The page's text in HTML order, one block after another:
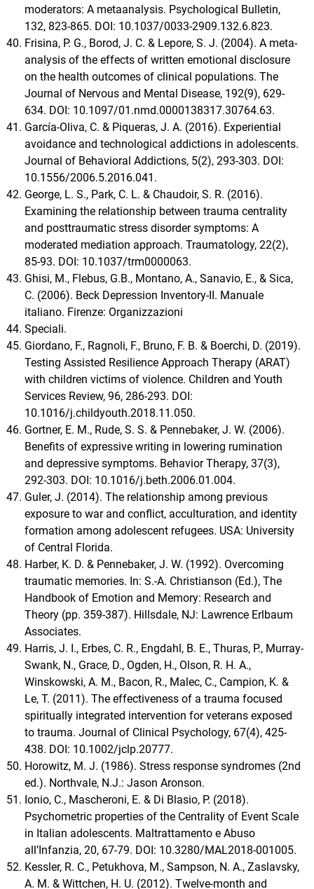
moderators: A metaanalysis. Psychological Bulletin,
132, 823-865. DOI: 10.1037/0033-2909.132.6.823.
Frisina, P. G., Borod, J. C. & Lepore, S. J. (2004). A meta-
analysis of the effects of written emotional disclosure
on the health outcomes of clinical populations. The
Journal of Nervous and Mental Disease, 192(9), 629-
634. DOI: 10.1097/01.nmd.0000138317.30764.63.
García-Oliva, C. & Piqueras, J. A. (2016). Experiential
avoidance and technological addictions in adolescents.
Journal of Behavioral Addictions, 5(2), 293-303. DOI:
10.1556/2006.5.2016.041.
George, L. S., Park, C. L. & Chaudoir, S. R. (2016).
Examining the relationship between trauma centrality
and posttraumatic stress disorder symptoms: A
moderated mediation approach. Traumatology, 22(2),
85-93. DOI: 10.1037/trm0000063.
Ghisi, M., Flebus, G.B., Montano, A., Sanavio, E., & Sica,
C. (2006). Beck Depression Inventory-II. Manuale
italiano. Firenze: Organizzazioni
Speciali.
Giordano, F., Ragnoli, F., Bruno, F. B. & Boerchi, D. (2019).
Testing Assisted Resilience Approach Therapy (ARAT)
with children victims of violence. Children and Youth
Services Review, 96, 286-293. DOI:
10.1016/j.childyouth.2018.11.050.
Gortner, E. M., Rude, S. S. & Pennebaker, J. W. (2006).
Benefits of expressive writing in lowering rumination
and depressive symptoms. Behavior Therapy, 37(3),
292-303. DOI: 10.1016/j.beth.2006.01.004.
Guler, J. (2014). The relationship among previous
exposure to war and conflict, acculturation, and identity
formation among adolescent refugees. USA: University
of Central Florida.
Harber, K. D. & Pennebaker, J. W. (1992). Overcoming
traumatic memories. In: S.-A. Christianson (Ed.), The
Handbook of Emotion and Memory: Research and
Theory (pp. 359-387). Hillsdale, NJ: Lawrence Erlbaum
Associates.
Harris, J. I., Erbes, C. R., Engdahl, B. E., Thuras, P., Murray-
Swank, N., Grace, D., Ogden, H., Olson, R. H. A.,
Winskowski, A. M., Bacon, R., Malec, C., Campion, K. &
Le, T. (2011). The effectiveness of a trauma focused
spiritually integrated intervention for veterans exposed
to trauma. Journal of Clinical Psychology, 67(4), 425-
438. DOI: 10.1002/jclp.20777.
Horowitz, M. J. (1986). Stress response syndromes (2nd
ed.). Northvale, N.J.: Jason Aronson.
Ionio, C., Mascheroni, E. & Di Blasio, P. (2018).
Psychometric properties of the Centrality of Event Scale
in Italian adolescents. Maltrattamento e Abuso
all’Infanzia, 20, 67-79. DOI: 10.3280/MAL2018-001005.
Kessler, R. C., Petukhova, M., Sampson, N. A., Zaslavsky,
A. M. & Wittchen, H. U. (2012). Twelve-month and